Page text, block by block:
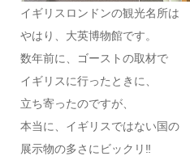
イギリスロンドンの観光名所は
やはり、大英博物館です。
数年前に、ゴーストの取材で
イギリスに行ったときに、
立ち寄ったのですが、
本当に、イギリスではない国の
展示物の多さにビックリ‼️